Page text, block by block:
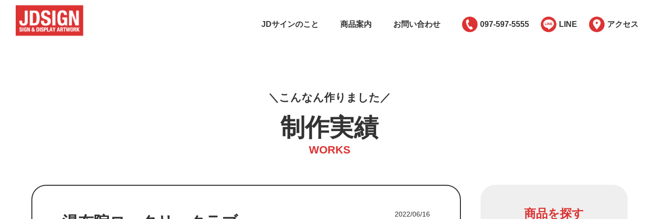
JDサインのこと 商品案内 お問い合わせ 097-597-5555 LINE アクセス
こ んなん作り ま した
制作実績
WORKS
2022/06/16 商品を探す